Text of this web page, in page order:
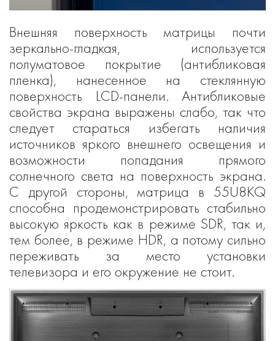
Внешняя поверхность матрицы почти
зеркально-гладкая, используется
полуматовое покрытие (антибликовая
пленка), нанесенное на стеклянную
поверхность LCD-панели. Антибликовые
свойства экрана выражены слабо, так что
следует стараться избегать наличия
источников яркого внешнего освещения и
возможности попадания прямого
солнечного света на поверхность экрана.
С другой стороны, матрица в 55U8KQ
способна продемонстрировать стабильно
высокую яркость как в режиме SDR, так и,
тем более, в режиме HDR, а потому сильно
переживать за место установки
телевизора и его окружение не стоит.